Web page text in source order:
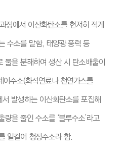
정에서 이산화탄소를 현저히 적게
수소를 말함, 태양광·풍력 등
물을 분해하여 생산 시 탄소배출이
이수소(화석연료나 천연가스를
발생하는 이산화탄소를 포집해
을 줄인 수소를 ‘블루수소’라고
일컬어 청정수소라 함.